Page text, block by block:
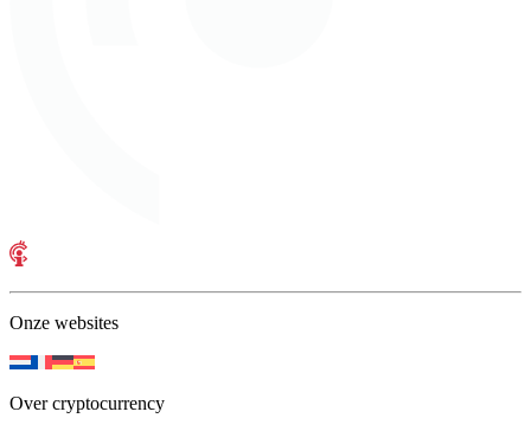
Onze websites
Over cryptocurrency